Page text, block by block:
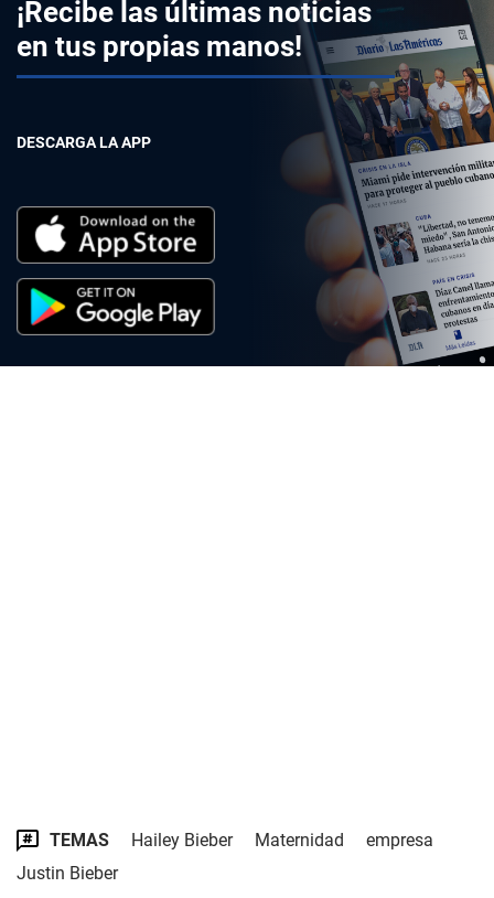
¡Recibe las últimas noticias
en tus propias manos!
DESCARGA LA APP
TEMAS Hailey Bieber Maternidad
empresa
Justin Bieber